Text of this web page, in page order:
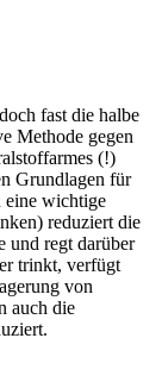
fast die halbe
Methode gegen
(!)
Grundlagen für
eine wichtige
reduziert die
und regt darüber
trinkt, verfügt
von
auch die